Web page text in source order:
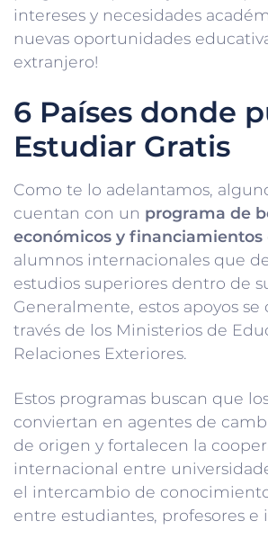
intereses y necesidades
nuevas oportunidades
extranjero!
6 Países donde
Estudiar Gratis
Como te lo adelantamos,
cuentan con un programa de
económicos y financiamientos
alumnos internacionales que
estudios superiores dentro de
Generalmente, estos apoyos se
través de los Ministerios de
Relaciones Exteriores.
Estos programas buscan que
conviertan en agentes de
de origen y fortalecen la
internacional entre
el intercambio de
entre estudiantes, profesores e